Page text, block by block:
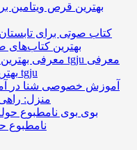
بهترین قرص ویتامین
بهترین
معرفی
بهترین بونوس‌های فارکس در سایت tgju
آموزش خصوصی شنا در
منزل:
بوی
نامطبوع